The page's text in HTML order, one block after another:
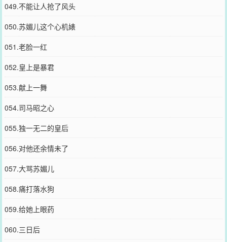
049.不能让人抢了风头
050.苏媚儿这个心机婊
051.老脸一红
052.皇上是暴君
053.献上一舞
054.司马昭之心
055.独一无二的皇后
056.对他还余情未了
057.大骂苏媚儿
058.痛打落水狗
059.给她上眼药
060.三日后